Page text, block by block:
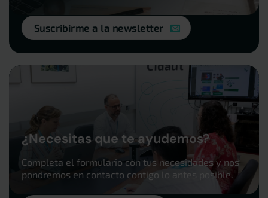
Suscribirme a la newsletter
¿Necesitas que te ayudemos?
Completa el formulario con tus necesidades y nos
pondremos en contacto contigo lo antes posible.